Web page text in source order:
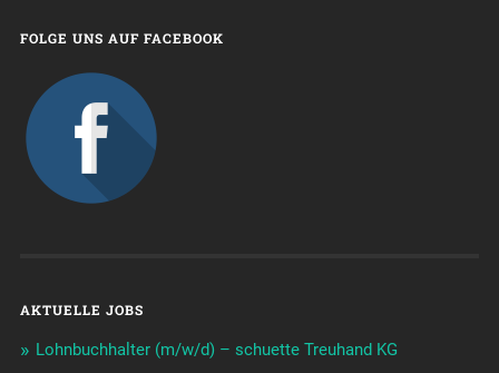
FOLGE UNS AUF FACEBOOK
AKTUELLE JOBS
Lohnbuchhalter (m/w/d) – schuette Treuhand KG